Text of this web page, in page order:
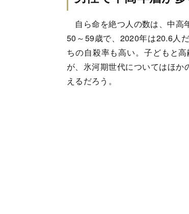
自ら命を絶つ人の数は、中高
50～59歳で、2020年は20.6人
ちの自殺率も高い。子どもと
が、氷河期世代についてはほ
えるだろう。